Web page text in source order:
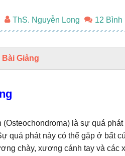
ThS. Nguyễn Long 12 Bình
Bài Giảng
(Osteochondroma) là sự quá
quá phát này có thể gặp ở bất
chày, xương cánh tay và